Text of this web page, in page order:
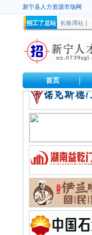
新宁县人力资源市场网
招工了总站 长株潭站
首页